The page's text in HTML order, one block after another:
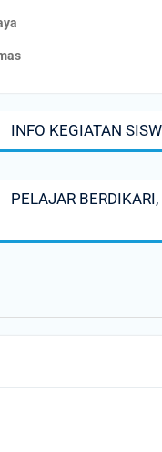
post:
INFO KEGIATAN
post:
PELAJAR